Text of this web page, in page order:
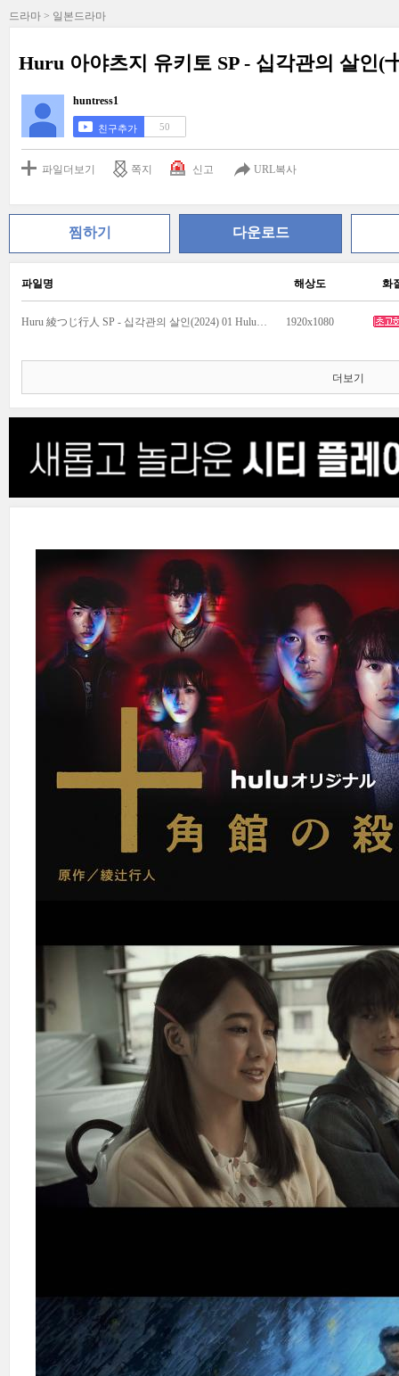
드라마 > 일본드라마
Huru 아야츠지 유키토 SP - 십각관의 살인(
huntress1
친구추가 50
파일더보기 쪽지 신고 URL복사
찜하기 다운로드
파일명 해상도 화
Huru 綾つじ行人 SP - 십각관의 살인(2024) 01 HuluJP.WEB-DL1080-BlackTV.mkv 1920x1080
더보기